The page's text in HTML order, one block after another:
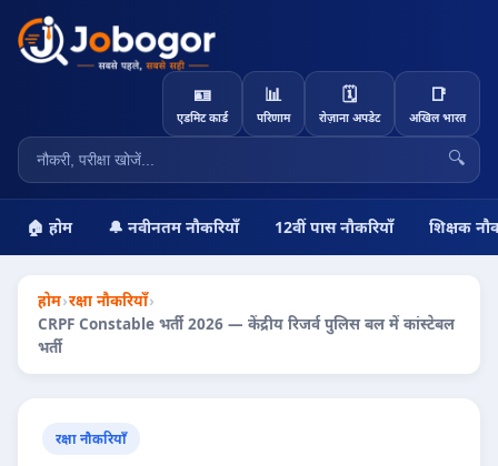
🔍
🪪
एडमिट कार्ड
📊
परिणाम
🗓️
रोज़ाना अपडेट
📑
अखिल भारत
🏠 होम 🔔 नवीनतम नौकरियाँ 12वीं पास नौकरियाँ शिक्षक
होम›रक्षा नौकरियाँ›
CRPF Constable भर्ती 2026 — केंद्रीय रिजर्व पुलिस बल में कांस्टेबल
भर्ती
रक्षा नौकरियाँ